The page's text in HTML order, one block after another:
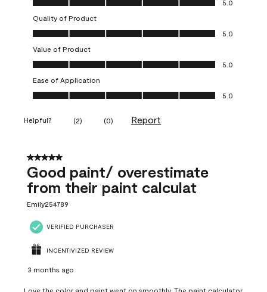
5.0
Quality of Product
Quality of Product, 5.0 out of 5
5.0
Value of Product
Value of Product, 5.0 out of 5
5.0
Ease of Application
Ease of Application, 5.0 out of 5
5.0
Helpful? (2) (0) Report
5 out of 5 stars.
Good paint/ overestimate
from their paint calculat
Emily254789
VERIFIED PURCHASER
INCENTIVIZED REVIEW
3 months ago